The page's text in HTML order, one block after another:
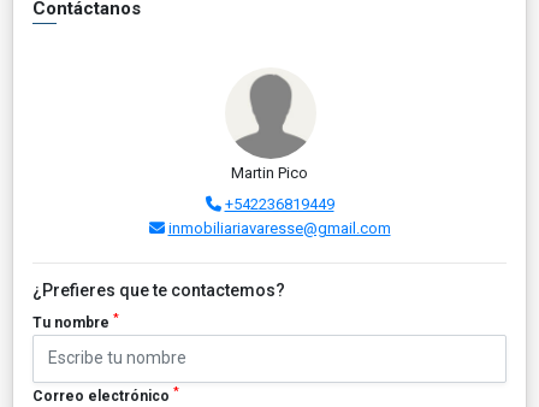
Contáctanos
Martin Pico
+542236819449
inmobiliariavaresse@gmail.com
¿Prefieres que te contactemos?
Tu nombre *
Correo electrónico *